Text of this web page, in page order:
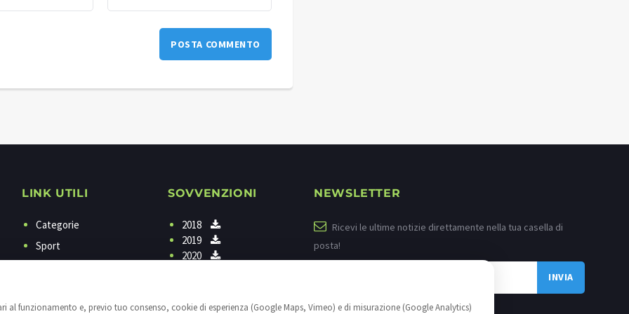
al funzionamento e, previo tuo consenso, cookie di esperienza (Google Maps, Vimeo) e di misurazione (Google Analytics)
LINK UTILI
Categorie
Sport
Privacy
SOVVENZIONI
2018
2019
2020
NEWSLETTER
Ricevi le ultime notizie direttamente nella tua casella di
posta!